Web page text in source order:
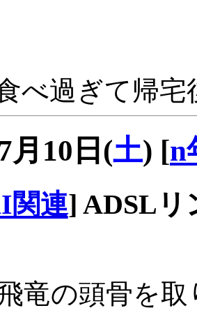
べ過ぎて帰宅
月10日(土) [n
関連] ADSLリ
竜の頭骨を